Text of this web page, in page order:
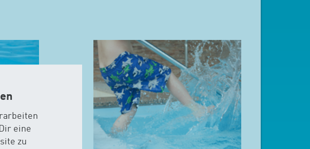
eine
zu